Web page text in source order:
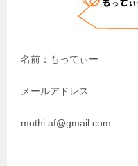
名前：もってぃー
メールアドレス
mothi.af@gmail.com